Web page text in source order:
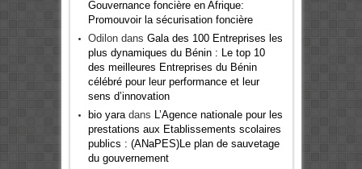
Gouvernance foncière en Afrique:
Promouvoir la sécurisation foncière
Odilondans Gala des 100 Entreprises les
plus dynamiques du Bénin : Le top 10
des meilleures Entreprises du Bénin
célébré pour leur performance et leur
sens d’innovation
bio yaradans
L’Agence nationale pour les
prestations aux Etablissements scolaires
publics : (ANaPES)Le plan de sauvetage
du gouvernement